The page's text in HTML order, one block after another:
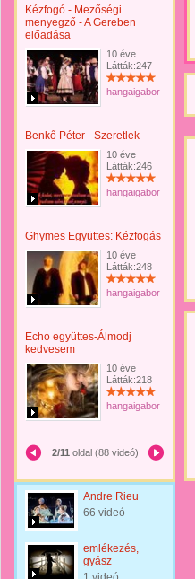
Kézfogó - Mezőségi
menyegző - A Gereben
előadása
10 éve
Látták:247
hangaigabor
Benkő Péter - Szeretlek
10 éve
Látták:246
hangaigabor
Ghymes Együttes: Kézfogás
10 éve
Látták:248
hangaigabor
Echo együttes-Álmodj
kedvesem
10 éve
Látták:218
hangaigabor
2/11 oldal (88 videó)
Andre Rieu
66 videó
emlékezés,
gyász